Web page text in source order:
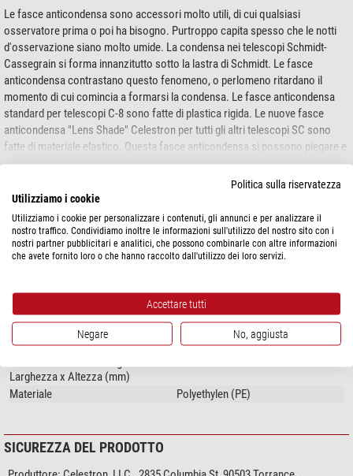
Le fasce anticondensa sono accessori molto utili, di cui qualsiasi
osservatore prima o poi ha bisogno. Purtroppo capita spesso che le notti
d'osservazione siano molto umide. La condensa nei telescopi Schmidt-
Cassegrain si forma innanzitutto sotto la lastra di Schmidt. Le fasce
anticondensa contrastano questo fenomeno, o perlomeno ritardano il
momento di cui comincia a formarsi la condensa. Le fasce anticondensa
standard per telescopi C-8 sono fatte di plastica rigida. Le nuove fasce
anticondensa "Lens Shade" Celestron per tutti gli altri telescopi SC sono
fatte di materiale elastico. Questa fasce anticondensa si possono piegare e
non occupano pertanto molto spazio.
SPECIFICHE
Prestazioni
Tipo
Anticondensa & Ventilazione
Tecnica di fabbricazione
Cappuccio anti condensa
Larghezza x Altezza (mm)
Materiale Polyethylen (PE)
SICUREZZA DEL PRODOTTO
Politica sulla riservatezza
Utilizziamo i cookie
Utilizziamo i cookie per personalizzare i contenuti, gli annunci e per analizzare il
nostro traffico. Condividiamo inoltre le informazioni sull'utilizzo del nostro sito con i
nostri partner pubblicitari e analitici, che possono combinarle con altre informazioni
che avete fornito loro o che hanno raccolto dall'utilizzo dei loro servizi.
Accettare tutti
Negare No, aggiusta